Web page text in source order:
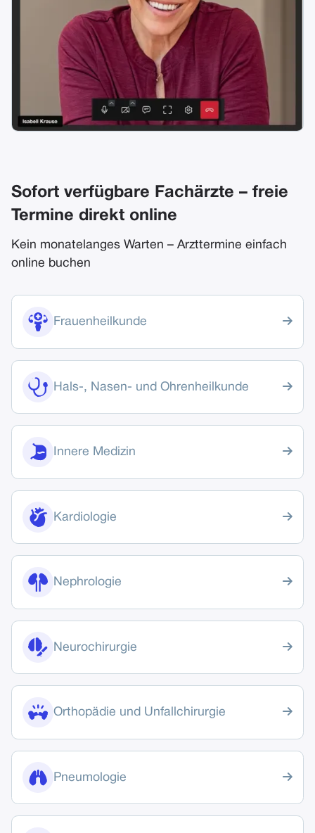
Sofort verfügbare Fachärzte – freie
Termine direkt online
Kein monatelanges Warten – Arzttermine einfach
online buchen
Frauenheilkunde 
Hals-, Nasen- und Ohrenheilkunde 
Innere Medizin 
Kardiologie 
Nephrologie 
Neurochirurgie 
Orthopädie und Unfallchirurgie 
Pneumologie 